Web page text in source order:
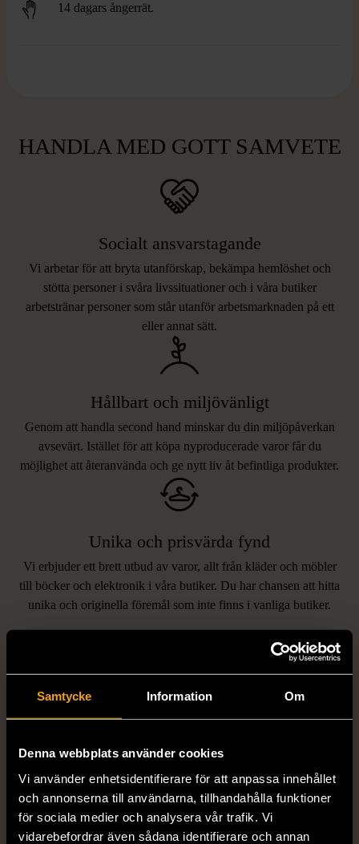
Samtycke Information Om
Denna webbplats använder cookies
Vi använder enhetsidentifierare för att anpassa innehållet
och annonserna till användarna, tillhandahålla funktioner
för sociala medier och analysera vår trafik. Vi
vidarebefordrar även sådana identifierare och annan
14 dagars ångerrät.
HANDLA MED GOTT SAMVETE
Socialt ansvarstagande
Vi arbetar för att bryta utanförskap, bekämpa hemlöshet och
stötta personer i svåra livssituationer och i våra butiker
arbetstränar personer som står utanför arbetsmarknaden på ett
eller annat sätt.
Hållbart och miljövänligt
Genom att handla second hand minskar du din miljöpåverkan
avsevärt. Istället för att köpa nyproducerade varor får du
möjlighet att återanvända och ge nytt liv åt befintliga produkter.
Unika och prisvärda fynd
Vi erbjuder ett brett utbud av varor, allt från kläder och möbler
till böcker och elektronik i våra butiker. Du har chansen att hitta
unika och originella föremål som inte finns i vanliga butiker.
LIKNANDE PRODUKTER
Hitta produkter som påminner om denna
1/5
MISSONI
1/5
GIANFRANCO FERRE